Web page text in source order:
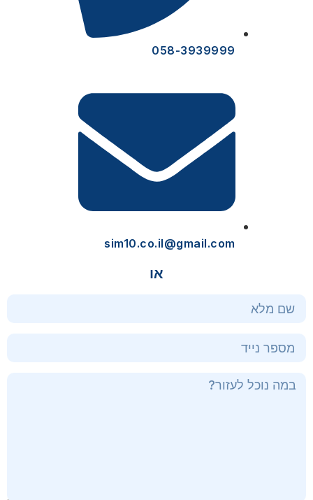
058-3939999
sim10.co.il@gmail.com
או